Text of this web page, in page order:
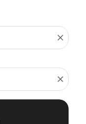
close
close